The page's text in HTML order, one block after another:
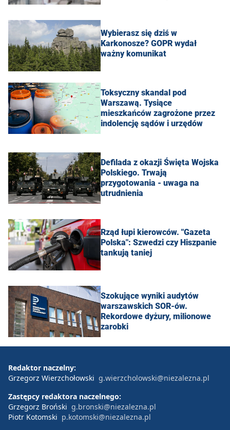
Wybierasz się dziś w
Karkonosze? GOPR wydał
ważny komunikat
Toksyczny skandal pod
Warszawą. Tysiące
mieszkańców zagrożone przez
indolencję sądów i urzędów
Defilada z okazji Święta Wojska
Polskiego. Trwają
przygotowania - uwaga na
utrudnienia
Rząd łupi kierowców. "Gazeta
Polska": Szwedzi czy Hiszpanie
tankują taniej
Szokujące wyniki audytów
warszawskich SOR-ów.
Rekordowe dyżury, milionowe
zarobki
Redaktor naczelny:
Grzegorz Wierzchołowski g.wierzcholowski@niezalezna.pl
Zastępcy redaktora naczelnego:
Grzegorz Broński g.bronski@niezalezna.pl
Piotr Kotomski p.kotomski@niezalezna.pl